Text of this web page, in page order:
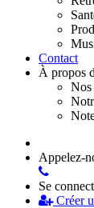
Contact
À propos
Nos
Appelez-
Se
Créer